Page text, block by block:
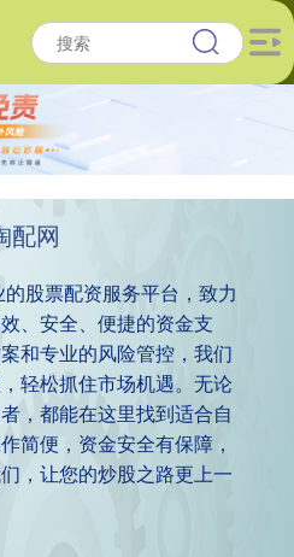
配网
股票配资服务平台，致力
、安全、便捷的资金支
和专业的风险管控，我们
轻松抓住市场机遇。无论
，都能在这里找到适合自
简便，资金安全有保障，
，让您的炒股之路更上一